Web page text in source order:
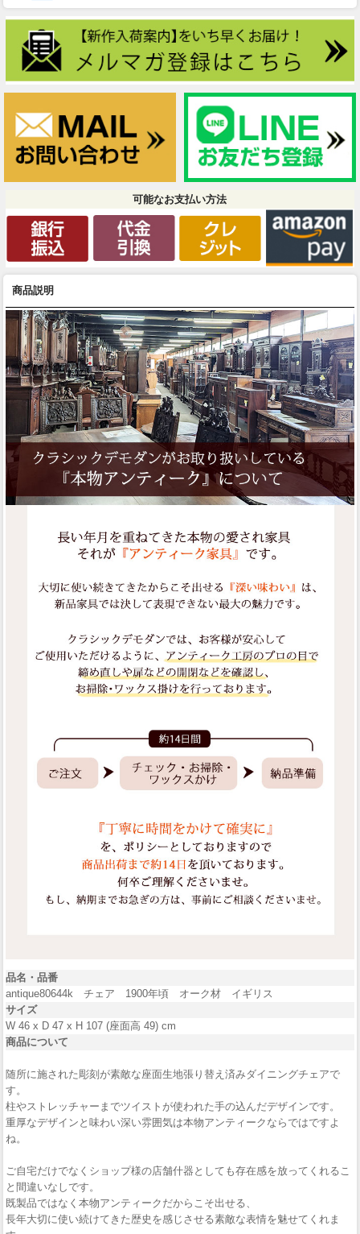
可能なお支払い方法
商品説明
品名・品番
antique80644k チェア 1900年頃 オーク材 イギリス
サイズ
W 46 x D 47 x H 107 (座面高 49) cm
商品について
随所に施された彫刻が素敵な座面生地張り替え済みダイニングチェアで
す。
柱やストレッチャーまでツイストが使われた手の込んだデザインです。
重厚なデザインと味わい深い雰囲気は本物アンティークならではですよ
ね。
ご自宅だけでなくショップ様の店舗什器としても存在感を放ってくれるこ
と間違いなしです。
既製品ではなく本物アンティークだからこそ出せる、
長年大切に使い続けてきた歴史を感じさせる素敵な表情を魅せてくれま